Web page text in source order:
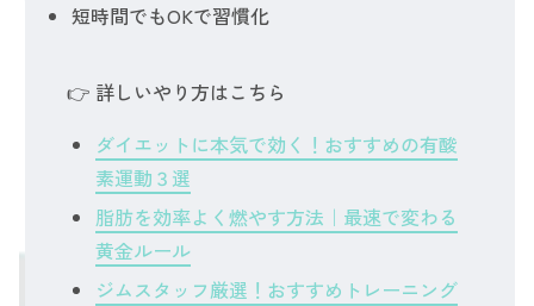
短時間でもOKで習慣化
👉 詳しいやり方はこちら
ダイエットに本気で効く！おすすめの有酸
素運動３選
脂肪を効率よく燃やす方法｜最速で変わる
黄金ルール
ジムスタッフ厳選！おすすめトレーニング